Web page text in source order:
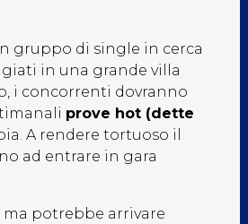
gruppo di single in cerca
in una grande villa
i concorrenti dovranno
prove hot (dette
A rendere tortuoso il
ad entrare in gara
ma potrebbe arrivare